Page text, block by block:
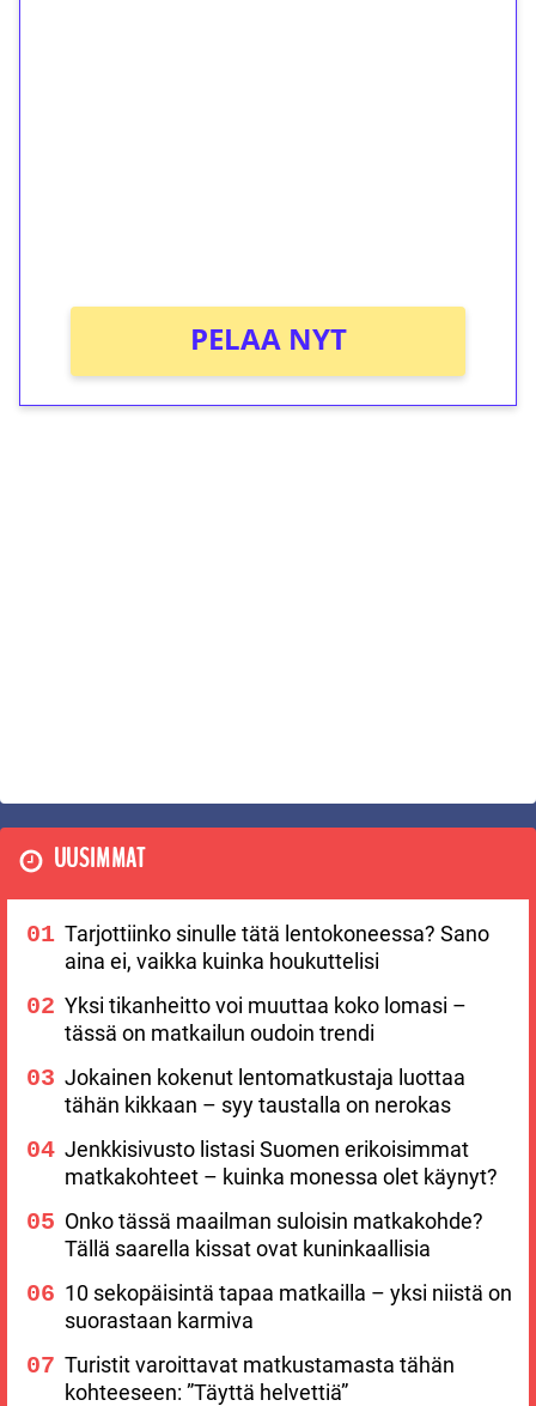
PELAA NYT
UUSIMMAT
Tarjottiinko sinulle tätä lentokoneessa? Sano
aina ei, vaikka kuinka houkuttelisi
Yksi tikanheitto voi muuttaa koko lomasi –
tässä on matkailun oudoin trendi
Jokainen kokenut lentomatkustaja luottaa
tähän kikkaan – syy taustalla on nerokas
Jenkkisivusto listasi Suomen erikoisimmat
matkakohteet – kuinka monessa olet käynyt?
Onko tässä maailman suloisin matkakohde?
Tällä saarella kissat ovat kuninkaallisia
10 sekopäisintä tapaa matkailla – yksi niistä on
suorastaan karmiva
Turistit varoittavat matkustamasta tähän
kohteeseen: ”Täyttä helvettiä”